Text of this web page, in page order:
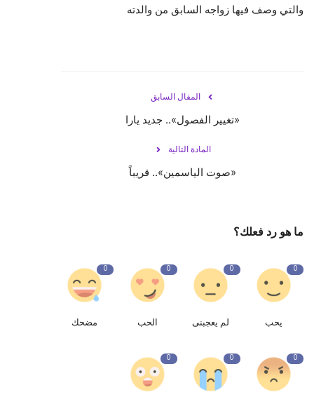
والتي وصف فيها زواجه السابق من والدته
المقال السابق
«تغيير الفصول».. جديد يارا
المادة التالية
«صوت الياسمين».. قريباً
ما هو رد فعلك؟
0
يحب
0
لم يعجبنى
0
الحب
0
مضحك
0
0
0